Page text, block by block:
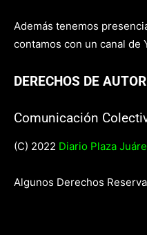
Además tenemos
contamos con un canal de
DERECHOS DE AUTOR
Comunicación
(C) 2022 Diario Plaza
Algunos Derechos